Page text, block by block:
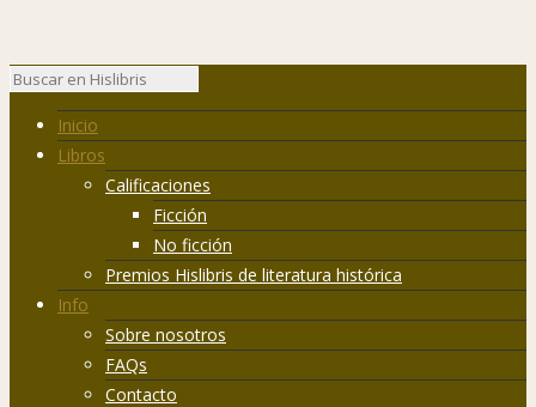
Inicio
Libros
Calificaciones
Ficción
No ficción
Premios Hislibris de literatura histórica
Info
Sobre nosotros
FAQs
Contacto